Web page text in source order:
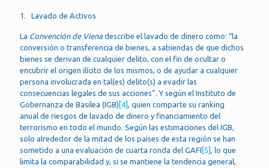
1. Lavado de Activos
La Convención de Viena describe el lavado de dinero como: “la
conversión o transferencia de bienes, a sabiendas de que dichos
bienes se derivan de cualquier delito, con el fin de ocultar o
encubrir el origen ilícito de los mismos, o de ayudar a cualquier
persona involucrada en tal(es) delito(s) a evadir las
consecuencias legales de sus acciones”. Y según el Instituto de
Gobernanza de Basilea (IGB) [4], quien comparte su ranking
anual de riesgos de lavado de dinero y financiamiento del
terrorismo en todo el mundo. Según las estimaciones del IGB,
solo alrededor de la mitad de los países de esta región se han
sometido a una evaluación de cuarta ronda del GAFI [5], lo que
limita la comparabilidad y, si se mantiene la tendencia general,